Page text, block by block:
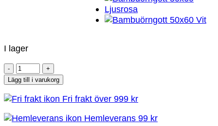
I lager
Bamburino
-
50x60
Himmelsblå
Lägg till i varukorg
Fri frakt över 999 kr
Hemleverans 99 kr